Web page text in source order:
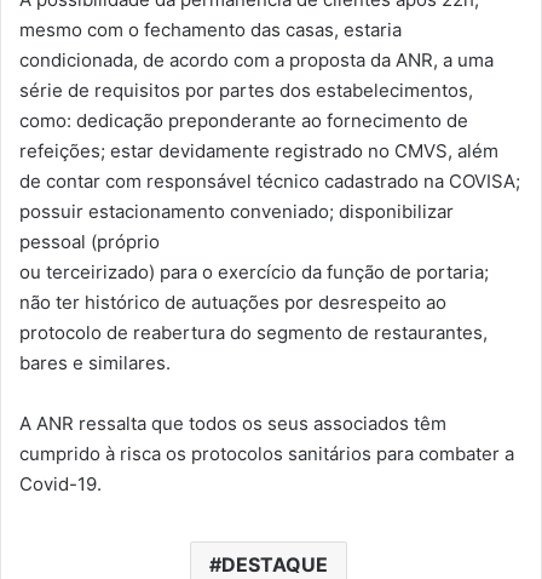
mesmo com o fechamento das casas, estaria
condicionada, de acordo com a proposta da ANR, a uma
série de requisitos por partes dos estabelecimentos,
como: dedicação preponderante ao fornecimento de
refeições; estar devidamente registrado no CMVS, além
de contar com responsável técnico cadastrado na COVISA;
possuir estacionamento conveniado; disponibilizar
pessoal (próprio
ou terceirizado) para o exercício da função de portaria;
não ter histórico de autuações por desrespeito ao
protocolo de reabertura do segmento de restaurantes,
bares e similares.
A ANR ressalta que todos os seus associados têm
cumprido à risca os protocolos sanitários para combater a
Covid-19.
DESTAQUE